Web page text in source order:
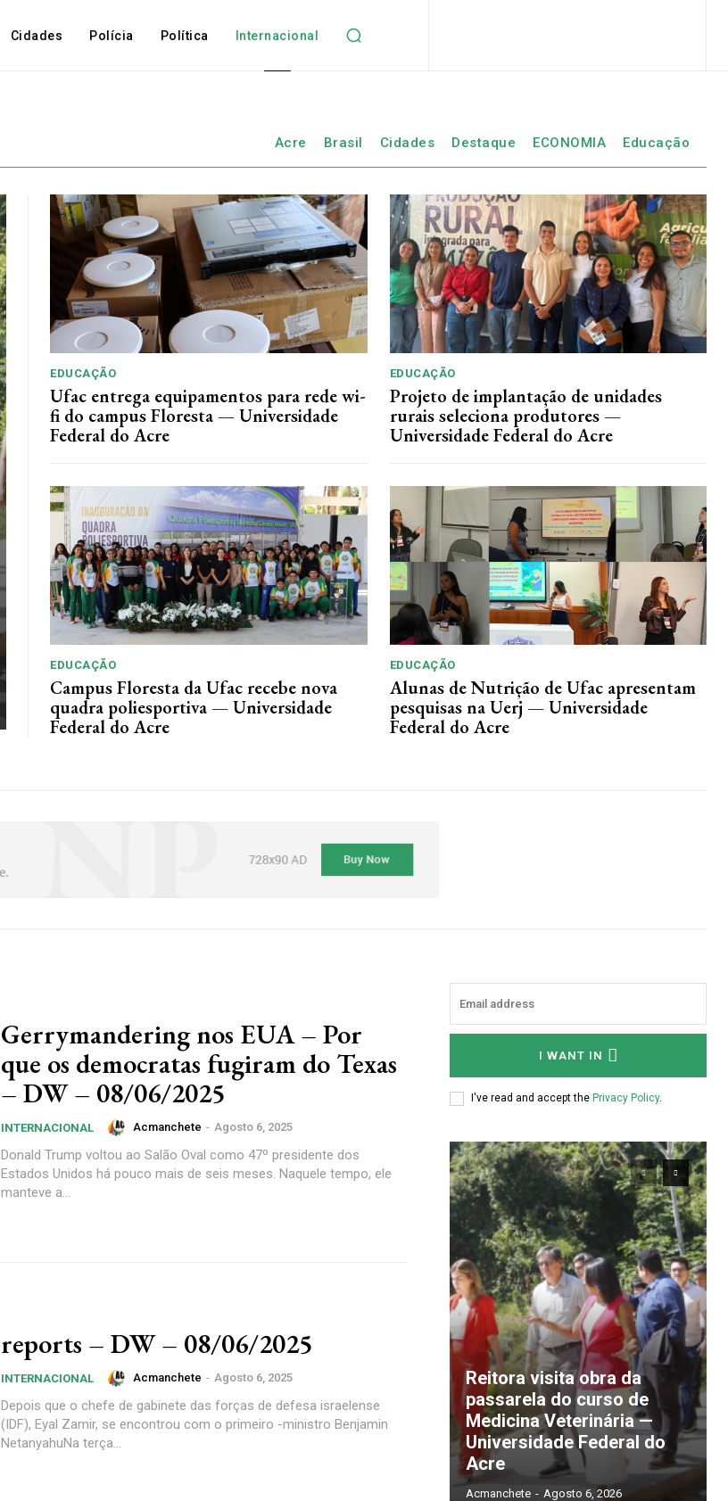
Cidades Polícia Política Internacional
Acre Brasil Cidades Destaque ECONOMIA Educação
EDUCAÇÃO
Ufac entrega equipamentos para rede wi-
fi do campus Floresta — Universidade
Federal do Acre
EDUCAÇÃO
Projeto de implantação de unidades
rurais seleciona produtores —
Universidade Federal do Acre
EDUCAÇÃO
Campus Floresta da Ufac recebe nova
quadra poliesportiva — Universidade
Federal do Acre
EDUCAÇÃO
Alunas de Nutrição de Ufac apresentam
pesquisas na Uerj — Universidade
Federal do Acre
Gerrymandering nos EUA – Por
que os democratas fugiram do Texas
– DW – 08/06/2025
INTERNACIONAL Acmanchete - Agosto 6, 2025
Donald Trump voltou ao Salão Oval como 47º presidente dos
Estados Unidos há pouco mais de seis meses. Naquele tempo, ele
manteve a...
reports – DW – 08/06/2025
INTERNACIONAL Acmanchete - Agosto 6, 2025
Depois que o chefe de gabinete das forças de defesa israelense
(IDF), Eyal Zamir, se encontrou com o primeiro -ministro Benjamin
NetanyahuNa terça...
I WANT IN
I've read and accept the Privacy Policy.
Reitora visita obra da
passarela do curso de
Medicina Veterinária —
Universidade Federal do
Acre
Acmanchete - Agosto 6, 2026